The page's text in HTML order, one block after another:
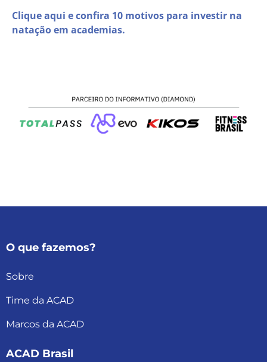
Clique aqui e confira 10 motivos para investir na
natação em academias.
O que fazemos?
Sobre
Time da ACAD
Marcos da ACAD
ACAD Brasil